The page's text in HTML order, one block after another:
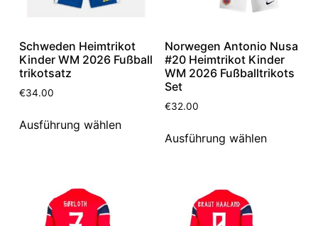
Schweden Heimtrikot
Kinder WM 2026 Fußball
trikotsatz
€34.00
Ausführung wählen
Norwegen Antonio Nusa
#20 Heimtrikot Kinder
WM 2026 Fußballtrikots
Set
€32.00
Ausführung wählen